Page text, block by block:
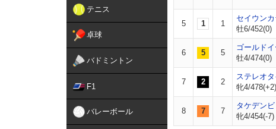
テニス
卓球
バドミントン
F1
バレーボール
5 1 1
セイウンカ
牡6/452(0)
6 5 5
ゴールド
牡4/474(0)
7 2 2
ステレオ
牝4/478(+2)
8 7 7
タケデン
牝4/454(-7)